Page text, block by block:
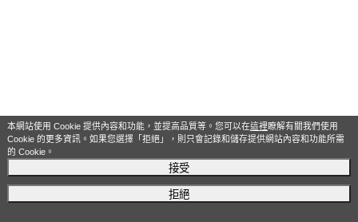
本網站使用 Cookie 提供內容和功能，並提高品質等。您可以在這裡瞭解有關我們使用
Cookie 的更多資訊。如果您選擇「拒絕」，則只會記錄和儲存提供網站內容和功能所需
的 Cookie。
接受
拒絕